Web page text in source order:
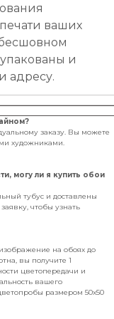
ваших
и
адресу.
заказу. Вы можете
художниками.
могу ли я купить обои
тубус и доставлены
чтобы узнать
на обоях до
вы получите 1
цветопередачи и
вашего
размером 50х50